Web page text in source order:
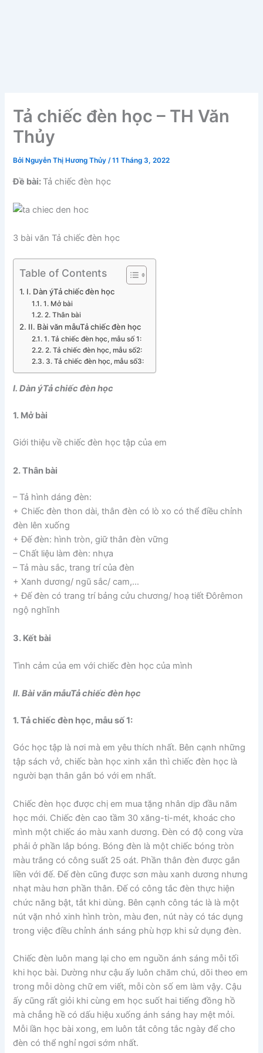
Tả chiếc đèn học – TH Văn
Thủy
Bởi Nguyễn Thị Hương Thủy/11 Tháng 3, 2022
Đề bài: Tả chiếc đèn học
3 bài văn Tả chiếc đèn học
Table of Contents
I. Dàn ýTả chiếc đèn học
1. Mở bài
2. Thân bài
II. Bài văn mẫuTả chiếc đèn học
1. Tả chiếc đèn học, mẫu số 1:
2. Tả chiếc đèn học, mẫu số2:
3. Tả chiếc đèn học, mẫu số3:
I. Dàn ýTả chiếc đèn học
1. Mở bài
Giới thiệu về chiếc đèn học tập của em
2. Thân bài
– Tả hình dáng đèn:
+ Chiếc đèn thon dài, thân đèn có lò xo có thể điều chỉnh
đèn lên xuống
+ Đế đèn: hình tròn, giữ thân đèn vững
– Chất liệu làm đèn: nhựa
– Tả màu sắc, trang trí của đèn
+ Xanh dương/ ngũ sắc/ cam,…
+ Đế đèn có trang trí bảng cửu chương/ hoạ tiết Đôrêmon
ngộ nghĩnh
3. Kết bài
Tình cảm của em với chiếc đèn học của mình
II. Bài văn mẫuTả chiếc đèn học
1. Tả chiếc đèn học, mẫu số 1:
Góc học tập là nơi mà em yêu thích nhất. Bên cạnh những
tập sách vở, chiếc bàn học xinh xắn thì chiếc đèn học là
người bạn thân gắn bó với em nhất.
Chiếc đèn học được chị em mua tặng nhân dịp đầu năm
học mới. Chiếc đèn cao tầm 30 xăng-ti-mét, khoác cho
mình một chiếc áo màu xanh dương. Đèn có độ cong vừa
phải ở phần lắp bóng. Bóng đèn là một chiếc bóng tròn
màu trắng có công suất 25 oát. Phần thân đèn được gắn
liền với đế. Đế đèn cũng được sơn màu xanh dương nhưng
nhạt màu hơn phần thân. Đế có công tắc đèn thực hiện
chức năng bật, tắt khi dùng. Bên cạnh công tác là là một
nút vặn nhỏ xinh hình tròn, màu đen, nút này có tác dụng
trong việc điều chỉnh ánh sáng phù hợp khi sử dụng đèn.
Chiếc đèn luôn mang lại cho em nguồn ánh sáng mỗi tối
khi học bài. Dường như cậu ấy luôn chăm chú, dõi theo em
trong mỗi dòng chữ em viết, mỗi còn số em làm vậy. Cậu
ấy cũng rất giỏi khi cùng em học suốt hai tiếng đồng hồ
mà chẳng hề có dấu hiệu xuống ánh sáng hay mệt mỏi.
Mỗi lần học bài xong, em luôn tắt công tắc ngày để cho
đèn có thể nghỉ ngơi sớm nhất.